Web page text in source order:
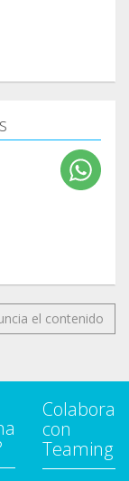
el contenido
Colabora
con
Teaming